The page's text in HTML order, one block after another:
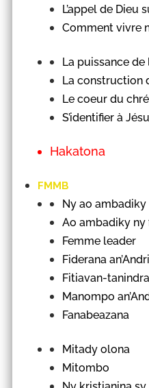
L’appel de Dieu
Comment vivre
La puissance de
La construction
Le coeur du
S’identifier à
Hakatona
FMMB
Ny ao
Ao ambadiky ny
Femme leader
Fiderana
Fitiavan-
Manompo
Fanabeazana
Mitady olona
Mitombo